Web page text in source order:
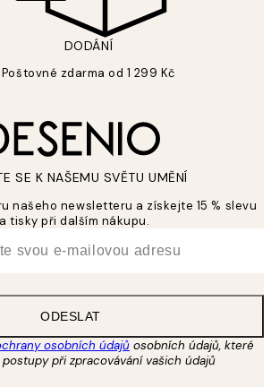
DODÁNÍ
Poštovné zdarma od 1 299 Kč
SE K NAŠEMU SVĚTU UMĚNÍ
našeho newsletteru a získejte 15 % slevu
tisky při dalším nákupu.
ODESLAT
osobních údajů osobních údajů, které
při zpracovávání vašich údajů